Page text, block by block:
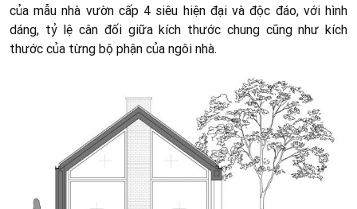
của mẫu nhà vườn cấp 4 siêu hiện đại và độc đáo, với hình
dáng, tỷ lệ cân đối giữa kích thước chung cũng như kích
thước của từng bộ phận của ngôi nhà.